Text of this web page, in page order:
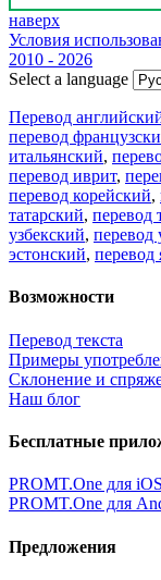
наверх
Условия
2010 - 2026
Select a language
Перевод
перевод
итальянский,
перевод иврит,
перевод корейский,
татарский, перевод
узбекский, перевод
эстонский, перевод
Возможности
Перевод текста
Примеры
Склонение и
Наш блог
Бесплатные
PROMT.One для iOS
PROMT.One для
Предложения